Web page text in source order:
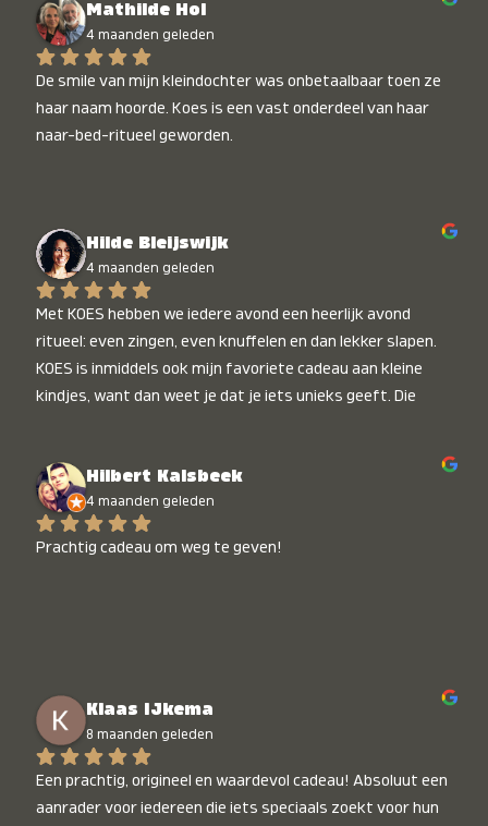
Mathilde Hol
4 maanden geleden
De smile van mijn kleindochter was onbetaalbaar toen ze
haar naam hoorde. Koes is een vast onderdeel van haar
naar-bed-ritueel geworden.
Hilde Bleijswijk
4 maanden geleden
Met KOES hebben we iedere avond een heerlijk avond
ritueel: even zingen, even knuffelen en dan lekker slapen.
KOES is inmiddels ook mijn favoriete cadeau aan kleine
kindjes, want dan weet je dat je iets unieks geeft. Die
Hilbert Kalsbeek
4 maanden geleden
Prachtig cadeau om weg te geven!
Klaas IJkema
8 maanden geleden
Een prachtig, origineel en waardevol cadeau! Absoluut een
aanrader voor iedereen die iets speciaals zoekt voor hun